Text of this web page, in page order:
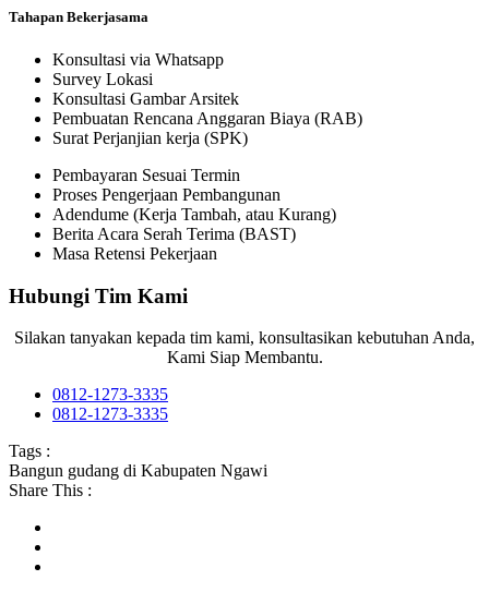
Tahapan Bekerjasama
Konsultasi via Whatsapp
Survey Lokasi
Konsultasi Gambar Arsitek
Pembuatan Rencana Anggaran Biaya (RAB)
Surat Perjanjian kerja (SPK)
Pembayaran Sesuai Termin
Proses Pengerjaan Pembangunan
Adendume (Kerja Tambah, atau Kurang)
Berita Acara Serah Terima (BAST)
Masa Retensi Pekerjaan
Hubungi Tim Kami
Silakan tanyakan kepada tim kami, konsultasikan kebutuhan Anda,
Kami Siap Membantu.
0812-1273-3335
0812-1273-3335
Tags :
Bangun gudang di Kabupaten Ngawi
Share This :